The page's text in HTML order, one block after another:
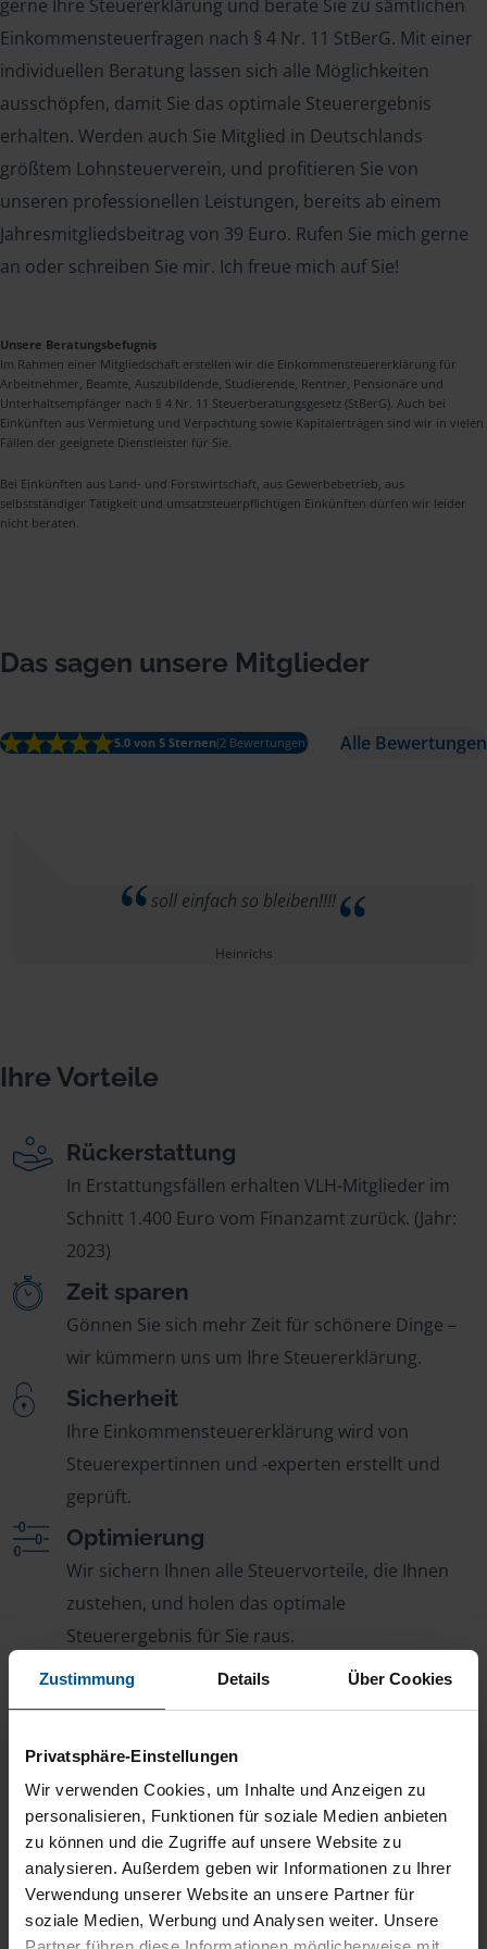
Zustimmung Details Über Cookies
Privatsphäre-Einstellungen
Wir verwenden Cookies, um Inhalte und Anzeigen zu
personalisieren, Funktionen für soziale Medien anbieten
zu können und die Zugriffe auf unsere Website zu
analysieren. Außerdem geben wir Informationen zu Ihrer
Verwendung unserer Website an unsere Partner für
soziale Medien, Werbung und Analysen weiter. Unsere
gerne Ihre Steuererklärung und berate Sie zu sämtlichen
Einkommensteuerfragen nach § 4 Nr. 11 StBerG. Mit einer
individuellen Beratung lassen sich alle Möglichkeiten
ausschöpfen, damit Sie das optimale Steuerergebnis
erhalten. Werden auch Sie Mitglied in Deutschlands
größtem Lohnsteuerverein, und profitieren Sie von
unseren professionellen Leistungen, bereits ab einem
Jahresmitgliedsbeitrag von 39 Euro. Rufen Sie mich gerne
an oder schreiben Sie mir. Ich freue mich auf Sie!
Unsere Beratungsbefugnis
Im Rahmen einer Mitgliedschaft erstellen wir die Einkommensteuererklärung für
Arbeitnehmer, Beamte, Auszubildende, Studierende, Rentner, Pensionäre und
Unterhaltsempfänger nach § 4 Nr. 11 Steuerberatungsgesetz (StBerG). Auch bei
Einkünften aus Vermietung und Verpachtung sowie Kapitalerträgen sind wir in vielen
Fällen der geeignete Dienstleister für Sie.
Bei Einkünften aus Land- und Forstwirtschaft, aus Gewerbebetrieb, aus
selbstständiger Tätigkeit und umsatzsteuerpflichtigen Einkünften dürfen wir leider
nicht beraten.
Das sagen unsere Mitglieder
5.0 von 5 Sternen(2 Bewertungen) Alle Bewertungen
soll einfach so bleiben!!!!
Heinrichs
Ihre Vorteile
Rückerstattung
In Erstattungsfällen erhalten VLH-Mitglieder im
Schnitt 1.400 Euro vom Finanzamt zurück. (Jahr:
2023)
Zeit sparen
Gönnen Sie sich mehr Zeit für schönere Dinge –
wir kümmern uns um Ihre Steuererklärung.
Sicherheit
Ihre Einkommensteuererklärung wird von
Steuerexpertinnen und -experten erstellt und
geprüft.
Optimierung
Wir sichern Ihnen alle Steuervorteile, die Ihnen
zustehen, und holen das optimale
Steuerergebnis für Sie raus.
Persönliche Beratung
Bei Fragen zur Steuer ist Ihre VLH-Beratungsstelle
Fairer Beitrag
Sie zahlen für alle unsere Leistungen nur einen
jährlichen Mitgliedsbeitrag, der sich nach Ihren
Jahreseinnahmen richtet.